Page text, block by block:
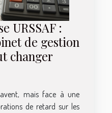
URSSAF :
de gestion
changer
mais face à une
de retard sur les